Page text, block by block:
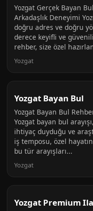
Yozgat Gerçek Bayan
Arkadaşlık Deneyimi
doğru adres ve doğru
derece keyifli ve
rehber, size özel
Yozgat
Yozgat Bayan Bul
Yozgat Bayan Bul
Yozgat bayan bul
ihtiyaç duyduğu ve
iş temposu, özel
bu tür arayışları...
Yozgat
Yozgat Premium